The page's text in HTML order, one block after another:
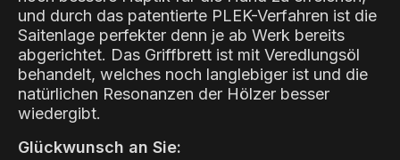
und durch das patentierte PLEK-Verfahren ist die
Saitenlage perfekter denn je ab Werk bereits
abgerichtet. Das Griffbrett ist mit Veredlungsöl
behandelt, welches noch langlebiger ist und die
natürlichen Resonanzen der Hölzer besser
wiedergibt.
Glückwunsch an Sie: